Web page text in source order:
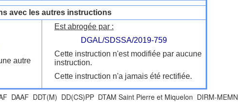
avec les autres instructions
autre
Est abrogée par :
DGAL/SDSSA/2019-759
Cette instruction n'est modifiée par aucune
instruction.
Cette instruction n'a jamais été rectifiée.
DAAF DDT(M) DD(CS)PP DTAM Saint Pierre et Miquelon DIRM-MEMN